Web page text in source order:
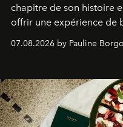
chapitre de son histoire
offrir une expérience de
expertise se rencontrent.
07.08.2026 by Pauline